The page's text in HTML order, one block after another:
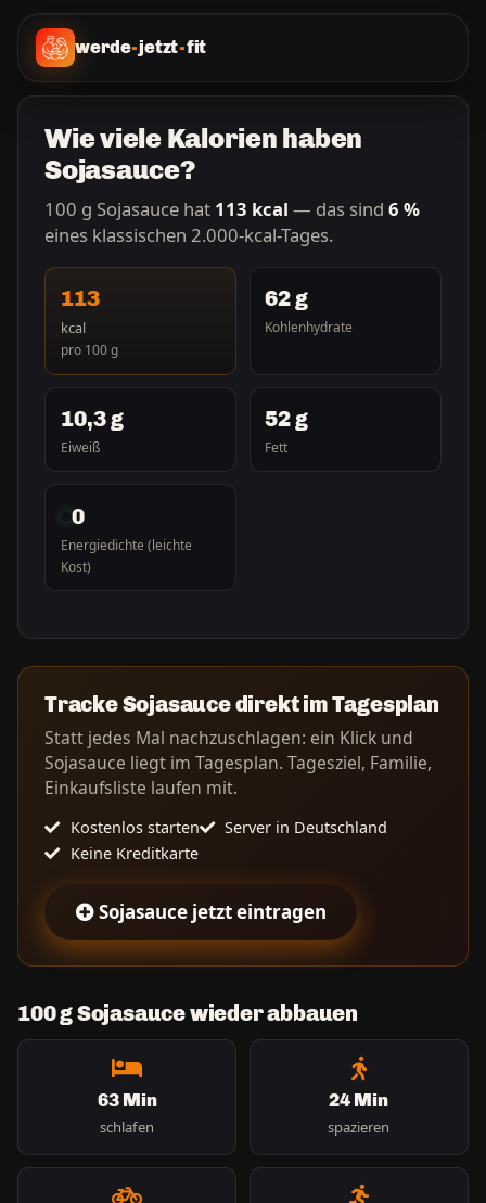
werde-jetzt-fit
Wie viele Kalorien haben
Sojasauce?
100 g Sojasauce hat 113 kcal — das sind 6 %
eines klassischen 2.000-kcal-Tages.
113
kcal
pro 100 g
62 g
Kohlenhydrate
10,3 g
Eiweiß
52 g
Fett
0
Energiedichte (leichte
Kost)
Tracke Sojasauce direkt im Tagesplan
Statt jedes Mal nachzuschlagen: ein Klick und
Sojasauce liegt im Tagesplan. Tagesziel, Familie,
Einkaufsliste laufen mit.
Kostenlos starten
Server in Deutschland
Keine Kreditkarte
Sojasauce jetzt eintragen
100 g Sojasauce wieder abbauen
63 Min
schlafen
24 Min
spazieren